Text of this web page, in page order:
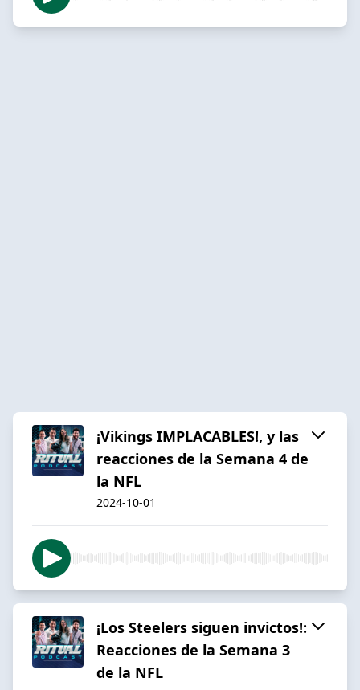
¡Vikings IMPLACABLES!, y las
reacciones de la Semana 4 de
la NFL
2024-10-01
¡Los Steelers siguen invictos!:
Reacciones de la Semana 3
de la NFL